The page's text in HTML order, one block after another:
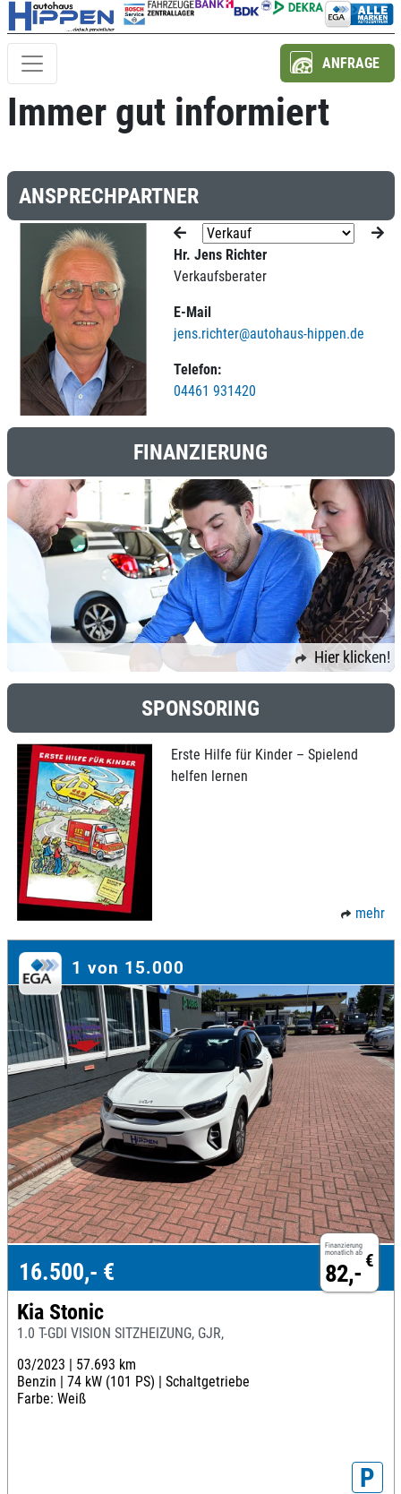
ANFRAGE
Immer gut informiert
ANSPRECHPARTNER
Hr. Jens Richter
Verkaufsberater
E-Mail
jens.richter@autohaus-hippen.de
Telefon:
04461 931420
FINANZIERUNG
Hier klicken!
SPONSORING
Erste Hilfe für Kinder – Spielend
helfen lernen
mehr
1 von 15.000
Finanzierung
monatlich ab €
82,-
16.500,- €
Kia Stonic
1.0 T-GDI VISION SITZHEIZUNG, GJR,
03/2023 | 57.693 km
Benzin | 74 kW (101 PS) | Schaltgetriebe
Farbe: Weiß
P